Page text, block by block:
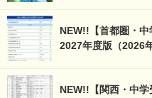
NEW!!【首都圏・中
2027年度版（2026
NEW!!【関西・中